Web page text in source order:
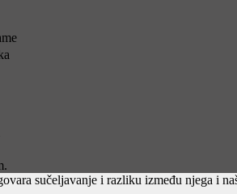
sučeljavanje i razliku između njega i